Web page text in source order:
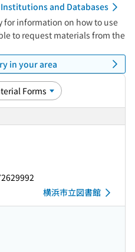
and Databases
for information on how to use
to request materials from the
in your area
横浜市立図書館